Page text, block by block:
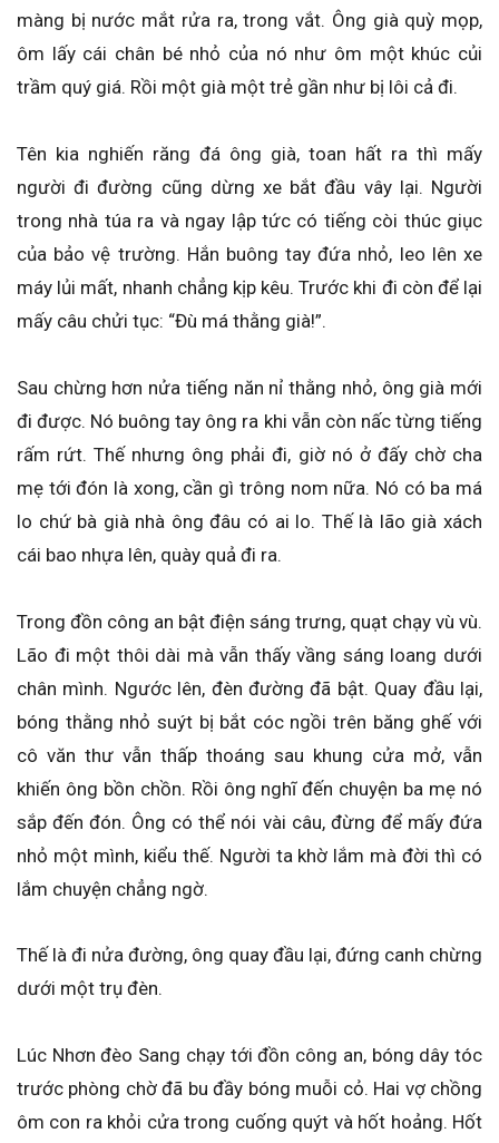
màng bị nước mắt rửa ra, trong vắt. Ông già quỳ mọp,
ôm lấy cái chân bé nhỏ của nó như ôm một khúc củi
trầm quý giá. Rồi một già một trẻ gần như bị lôi cả đi.
Tên kia nghiến răng đá ông già, toan hất ra thì mấy
người đi đường cũng dừng xe bắt đầu vây lại. Người
trong nhà túa ra và ngay lập tức có tiếng còi thúc giục
của bảo vệ trường. Hắn buông tay đứa nhỏ, leo lên xe
máy lủi mất, nhanh chẳng kịp kêu. Trước khi đi còn để lại
mấy câu chửi tục: “Đù má thằng già!”.
Sau chừng hơn nửa tiếng năn nỉ thằng nhỏ, ông già mới
đi được. Nó buông tay ông ra khi vẫn còn nấc từng tiếng
rấm rứt. Thế nhưng ông phải đi, giờ nó ở đấy chờ cha
mẹ tới đón là xong, cần gì trông nom nữa. Nó có ba má
lo chứ bà già nhà ông đâu có ai lo. Thế là lão già xách
cái bao nhựa lên, quày quả đi ra.
Trong đồn công an bật điện sáng trưng, quạt chạy vù vù.
Lão đi một thôi dài mà vẫn thấy vầng sáng loang dưới
chân mình. Ngước lên, đèn đường đã bật. Quay đầu lại,
bóng thằng nhỏ suýt bị bắt cóc ngồi trên băng ghế với
cô văn thư vẫn thấp thoáng sau khung cửa mở, vẫn
khiến ông bồn chồn. Rồi ông nghĩ đến chuyện ba mẹ nó
sắp đến đón. Ông có thể nói vài câu, đừng để mấy đứa
nhỏ một mình, kiểu thế. Người ta khờ lắm mà đời thì có
lắm chuyện chẳng ngờ.
Thế là đi nửa đường, ông quay đầu lại, đứng canh chừng
dưới một trụ đèn.
Lúc Nhơn đèo Sang chạy tới đồn công an, bóng dây tóc
trước phòng chờ đã bu đầy bóng muỗi cỏ. Hai vợ chồng
ôm con ra khỏi cửa trong cuống quýt và hốt hoảng. Hốt